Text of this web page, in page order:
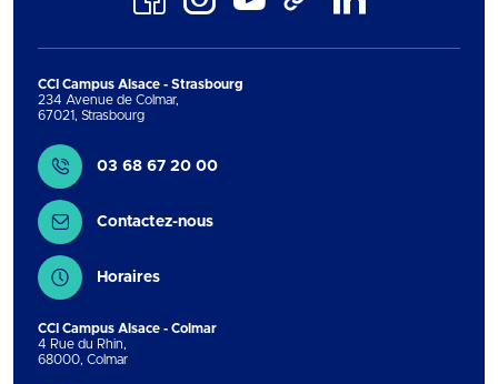
FacebookInstagramYoutube TikTok
CCI Campus Alsace - Strasbourg
234 Avenue de Colmar,
67021, Strasbourg
Contact
03 68 67 20 00
Contactez-nous
Horaires
CCI Campus Alsace - Colmar
4 Rue du Rhin,
68000, Colmar